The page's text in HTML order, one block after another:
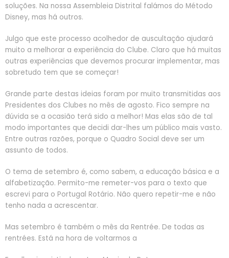
soluções. Na nossa Assembleia Distrital falámos do Método
Disney, mas há outros.
Julgo que este processo acolhedor de auscultação ajudará
muito a melhorar a experiência do Clube. Claro que há muitas
outras experiências que devemos procurar implementar, mas
sobretudo tem que se começar!
Grande parte destas ideias foram por muito transmitidas aos
Presidentes dos Clubes no mês de agosto. Fico sempre na
dúvida se a ocasião terá sido a melhor! Mas elas são de tal
modo importantes que decidi dar-lhes um público mais vasto.
Entre outras razões, porque o Quadro Social deve ser um
assunto de todos.
O tema de setembro é, como sabem, a educação básica e a
alfabetização. Permito-me remeter-vos para o texto que
escrevi para o Portugal Rotário. Não quero repetir-me e não
tenho nada a acrescentar.
Mas setembro é também o mês da Rentrée. De todas as
rentrées. Está na hora de voltarmos a